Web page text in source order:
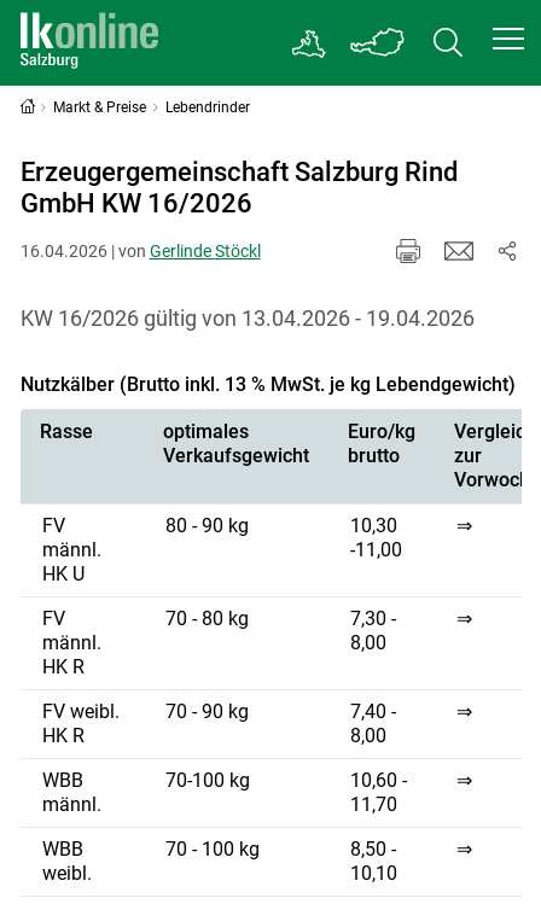
Markt & Preise Lebendrinder
Erzeugergemeinschaft Salzburg Rind
GmbH KW 16/2026
16.04.2026 | von Gerlinde Stöckl
KW 16/2026 gültig von 13.04.2026 - 19.04.2026
Nutzkälber (Brutto inkl. 13 % MwSt. je kg Lebendgewicht)
Rasse
optimales
Verkaufsgewicht
Euro/kg
brutto
Vergleich
zur
Vorwoche
FV
männl.
HK U
80 - 90 kg
10,30
-11,00
⇒
FV
männl.
HK R
70 - 80 kg
7,30 -
8,00
⇒
FV weibl.
HK R
70 - 90 kg
7,40 -
8,00
⇒
WBB
männl.
70-100 kg
10,60 -
11,70
⇒
WBB
weibl.
70 - 100 kg
8,50 -
10,10
⇒